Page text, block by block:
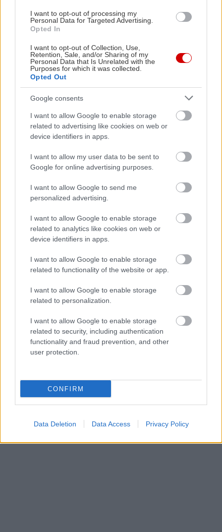
I want to opt-out of processing my
Personal Data for Targeted Advertising.
Opted In
I want to opt-out of Collection, Use,
Retention, Sale, and/or Sharing of my
Personal Data that Is Unrelated with the
Purposes for which it was collected.
Opted Out
Google consents
I want to allow Google to enable storage
related to advertising like cookies on web or
device identifiers in apps.
I want to allow my user data to be sent to
Google for online advertising purposes.
I want to allow Google to send me
personalized advertising.
I want to allow Google to enable storage
related to analytics like cookies on web or
device identifiers in apps.
I want to allow Google to enable storage
related to functionality of the website or app.
I want to allow Google to enable storage
related to personalization.
I want to allow Google to enable storage
related to security, including authentication
functionality and fraud prevention, and other
user protection.
CONFIRM
Data Deletion Data Access Privacy Policy
Δείτε ακόμη